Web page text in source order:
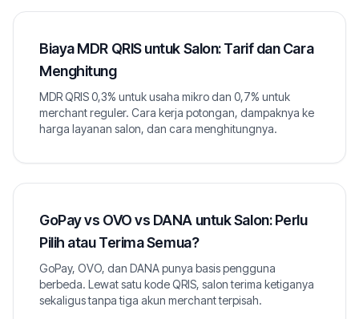
Biaya MDR QRIS untuk Salon: Tarif dan Cara
Menghitung
MDR QRIS 0,3% untuk usaha mikro dan 0,7% untuk
merchant reguler. Cara kerja potongan, dampaknya ke
harga layanan salon, dan cara menghitungnya.
GoPay vs OVO vs DANA untuk Salon: Perlu
Pilih atau Terima Semua?
GoPay, OVO, dan DANA punya basis pengguna
berbeda. Lewat satu kode QRIS, salon terima ketiganya
sekaligus tanpa tiga akun merchant terpisah.